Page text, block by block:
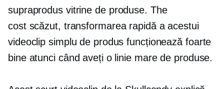
supraprodusvitrine de produse. The
cost scăzut, transformarea rapidă a acestui
videoclip simplu de produs funcționează foarte
bine atunci când aveți o linie mare de produse.